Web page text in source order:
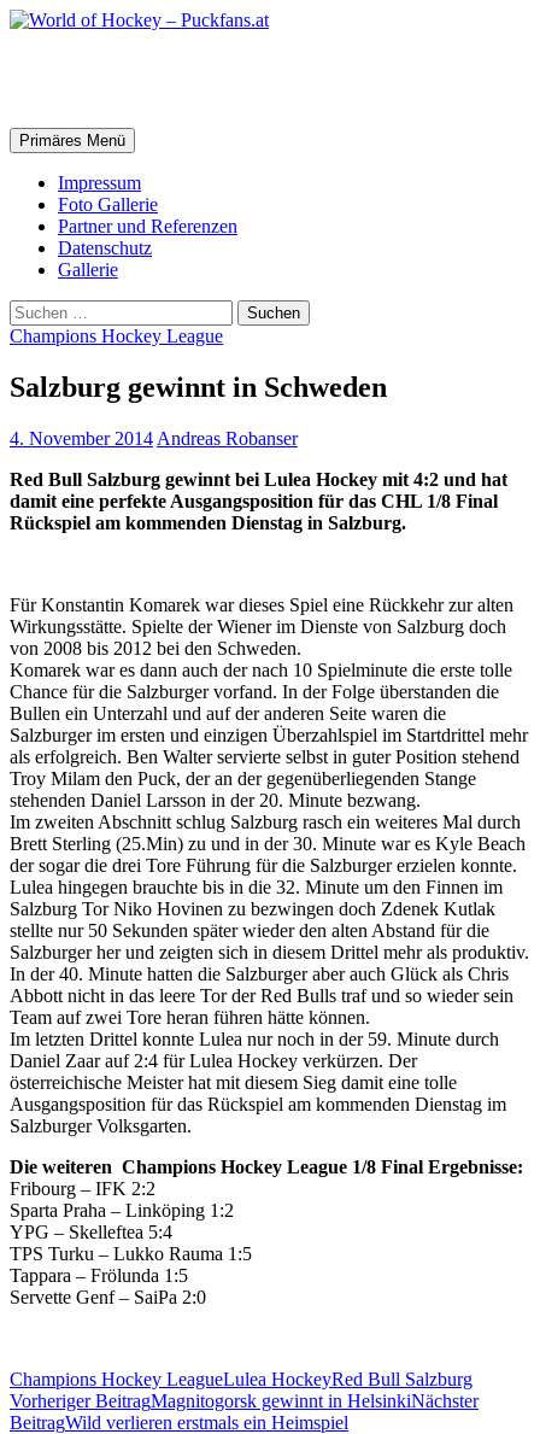
Zum
Suchen
Primäres Menü
Impressum
Foto Gallerie
Partner und Referenzen
Datenschutz
Gallerie
Suchen
nach:
Champions Hockey League
Salzburg gewinnt in Schweden
4. November 2014 Andreas Robanser
Red Bull Salzburg gewinnt bei Lulea Hockey mit 4:2 und hat
damit eine perfekte Ausgangsposition für das CHL 1/8 Final
Rückspiel am kommenden Dienstag in Salzburg.
Für Konstantin Komarek war dieses Spiel eine Rückkehr zur alten
Wirkungsstätte. Spielte der Wiener im Dienste von Salzburg doch
von 2008 bis 2012 bei den Schweden.
Komarek war es dann auch der nach 10 Spielminute die erste tolle
Chance für die Salzburger vorfand. In der Folge überstanden die
Bullen ein Unterzahl und auf der anderen Seite waren die
Salzburger im ersten und einzigen Überzahlspiel im Startdrittel mehr
als erfolgreich. Ben Walter servierte selbst in guter Position stehend
Troy Milam den Puck, der an der gegenüberliegenden Stange
stehenden Daniel Larsson in der 20. Minute bezwang.
Im zweiten Abschnitt schlug Salzburg rasch ein weiteres Mal durch
Brett Sterling (25.Min) zu und in der 30. Minute war es Kyle Beach
der sogar die drei Tore Führung für die Salzburger erzielen konnte.
Lulea hingegen brauchte bis in die 32. Minute um den Finnen im
Salzburg Tor Niko Hovinen zu bezwingen doch Zdenek Kutlak
stellte nur 50 Sekunden später wieder den alten Abstand für die
Salzburger her und zeigten sich in diesem Drittel mehr als produktiv.
In der 40. Minute hatten die Salzburger aber auch Glück als Chris
Abbott nicht in das leere Tor der Red Bulls traf und so wieder sein
Team auf zwei Tore heran führen hätte können.
Im letzten Drittel konnte Lulea nur noch in der 59. Minute durch
Daniel Zaar auf 2:4 für Lulea Hockey verkürzen. Der
österreichische Meister hat mit diesem Sieg damit eine tolle
Ausgangsposition für das Rückspiel am kommenden Dienstag im
Salzburger Volksgarten.
Die weiteren Champions Hockey League 1/8 Final Ergebnisse:
Fribourg – IFK 2:2
Sparta Praha – Linköping 1:2
YPG – Skelleftea 5:4
TPS Turku – Lukko Rauma 1:5
Tappara – Frölunda 1:5
Servette Genf – SaiPa 2:0
Champions Hockey LeagueLulea HockeyRed Bull Salzburg
Beitragsnavigation
Vorheriger BeitragMagnitogorsk gewinnt in HelsinkiNächster
BeitragWild verlieren erstmals ein Heimspiel